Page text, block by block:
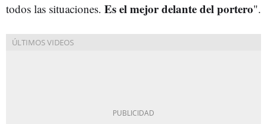
todos las situaciones. Es el mejor delante del portero".